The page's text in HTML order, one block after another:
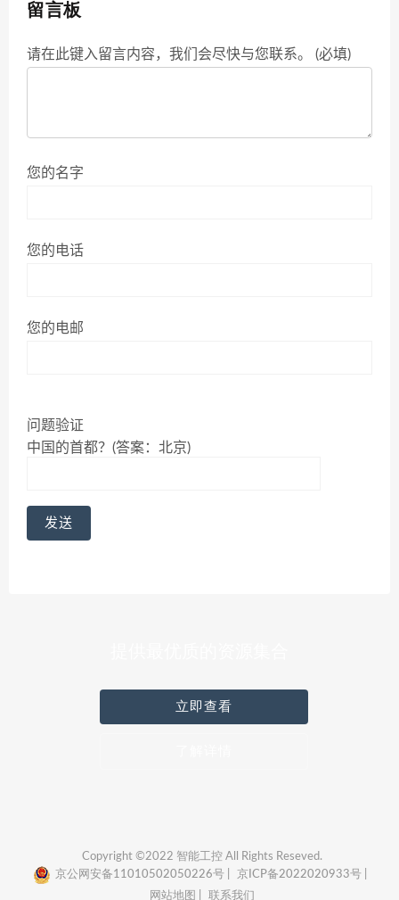
留言板
请在此键入留言内容，我们会尽快与您联系。 (必填)
您的名字
您的电话
您的电邮
问题验证
中国的首都？(答案：北京)
立即查看
Copyright ©2022 智能工控 All Rights Reseved.
京公网安备11010502050226号 |
京ICP备2022020933号 |
网站地图 |
联系我们